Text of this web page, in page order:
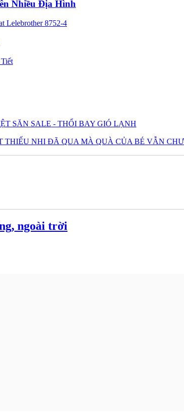
Nhiều Địa Hình
SĂN SALE - THỔI BAY GIÓ LẠNH
THIẾU NHI ĐÃ QUA MÀ QUÀ CỦA BÉ VẪN
ngoài trời